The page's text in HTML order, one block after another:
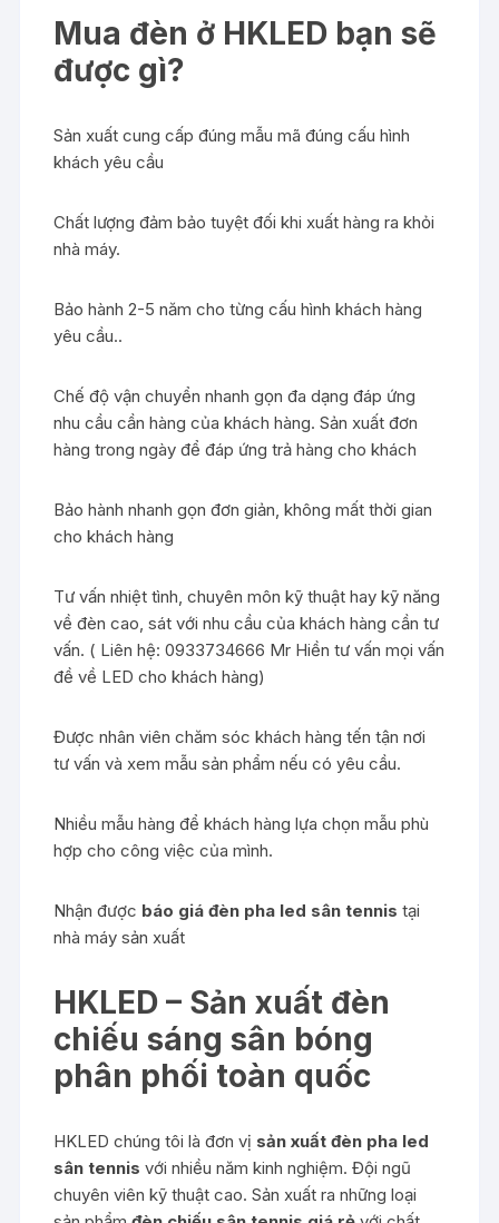
Mua đèn ở HKLED bạn sẽ
được gì?
Sản xuất cung cấp đúng mẫu mã đúng cấu hình
khách yêu cầu
Chất lượng đảm bảo tuyệt đối khi xuất hàng ra khỏi
nhà máy.
Bảo hành 2-5 năm cho từng cấu hình khách hàng
yêu cầu..
Chế độ vận chuyển nhanh gọn đa dạng đáp ứng
nhu cầu cần hàng của khách hàng. Sản xuất đơn
hàng trong ngày để đáp ứng trả hàng cho khách
Bảo hành nhanh gọn đơn giản, không mất thời gian
cho khách hàng
Tư vấn nhiệt tình, chuyên môn kỹ thuật hay kỹ năng
về đèn cao, sát với nhu cầu của khách hàng cần tư
vấn. ( Liên hệ: 0933734666 Mr Hiền tư vấn mọi vấn
đề về LED cho khách hàng)
Được nhân viên chăm sóc khách hàng tến tận nơi
tư vấn và xem mẫu sản phẩm nếu có yêu cầu.
Nhiều mẫu hàng để khách hàng lựa chọn mẫu phù
hợp cho công việc của mình.
Nhận được báo giá đèn pha led sân tennis tại
nhà máy sản xuất
HKLED – Sản xuất đèn
chiếu sáng sân bóng
phân phối toàn quốc
HKLED chúng tôi là đơn vị sản xuất đèn pha led
sân tennis với nhiều năm kinh nghiệm. Đội ngũ
chuyên viên kỹ thuật cao. Sản xuất ra những loại